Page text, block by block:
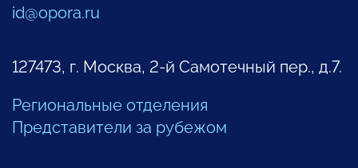
id@opora.ru
127473, г. Москва, 2-й Самотечный пер., д.7.
Региональные отделения
Представители за рубежом